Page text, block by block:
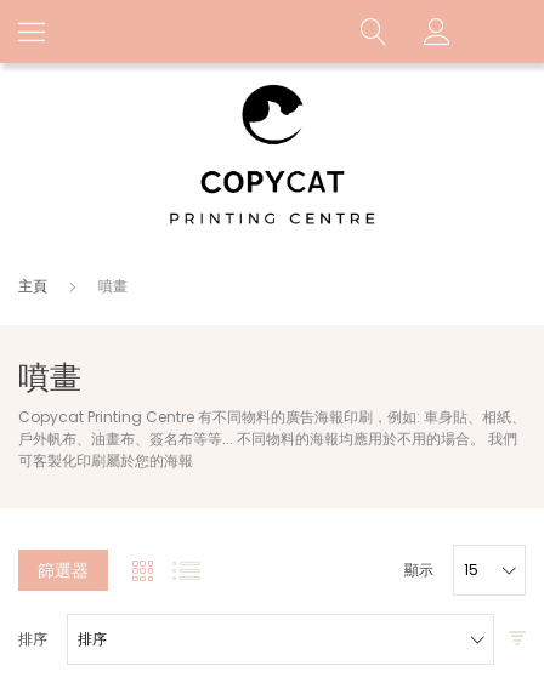
主頁 噴畫
噴畫
Copycat Printing Centre 有不同物料的廣告海報印刷，例如: 車身貼、相紙、
戶外帆布、油畫布、簽名布等等... 不同物料的海報均應用於不用的場合。 我們
可客製化印刷屬於您的海報
篩選器
排序
顯示